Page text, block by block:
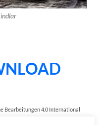
Bearbeitungen 4.0 International
4.0 International